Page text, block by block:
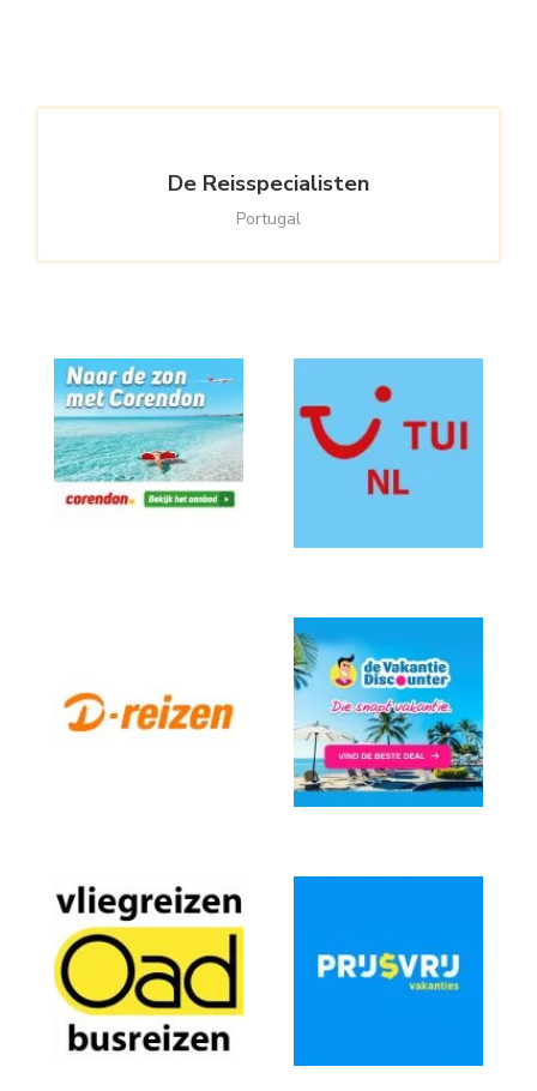
De Reisspecialisten
Portugal